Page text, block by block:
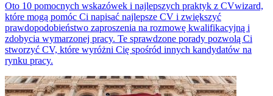
Oto 10 pomocnych wskazówek i najlepszych praktyk z CVwizard,
które mogą pomóc Ci napisać najlepsze CV i zwiększyć
prawdopodobieństwo zaproszenia na rozmowę kwalifikacyjną i
zdobycia wymarzonej pracy. Te sprawdzone porady pozwolą Ci
stworzyć CV, które wyróżni Cię spośród innych kandydatów na
rynku pracy.